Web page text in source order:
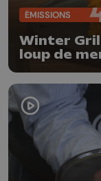
ÉMISSIONS
Winter
loup de